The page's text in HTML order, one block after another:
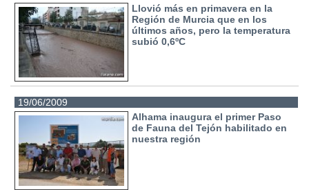
Llovió más en primavera en la
Región de Murcia que en los
últimos años, pero la temperatura
subió 0,6ºC
19/06/2009
Alhama inaugura el primer Paso
de Fauna del Tejón habilitado en
nuestra región